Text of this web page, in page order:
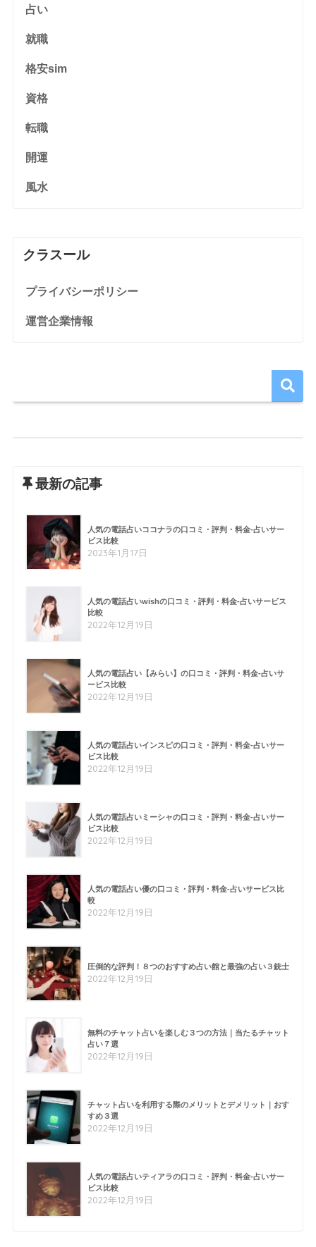
占い
就職
格安sim
資格
転職
開運
風水
クラスール
プライバシーポリシー
運営企業情報
最新の記事
人気の電話占いココナラの口コミ・評判・料金-占いサー
ビス比較
2023年1月17日
人気の電話占いwishの口コミ・評判・料金-占いサービス
比較
2022年12月19日
人気の電話占い【みらい】の口コミ・評判・料金-占いサ
ービス比較
2022年12月19日
人気の電話占いインスピの口コミ・評判・料金-占いサー
ビス比較
2022年12月19日
人気の電話占いミーシャの口コミ・評判・料金-占いサー
ビス比較
2022年12月19日
人気の電話占い優の口コミ・評判・料金-占いサービス比
較
2022年12月19日
圧倒的な評判！８つのおすすめ占い館と最強の占い３銃士
2022年12月19日
無料のチャット占いを楽しむ３つの方法｜当たるチャット
占い７選
2022年12月19日
チャット占いを利用する際のメリットとデメリット｜おす
すめ３選
2022年12月19日
人気の電話占いティアラの口コミ・評判・料金-占いサー
ビス比較
2022年12月19日